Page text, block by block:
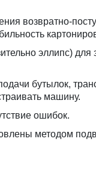
возвратно-
эллипс) для
бутылок,
машину.
ошибок.
методом